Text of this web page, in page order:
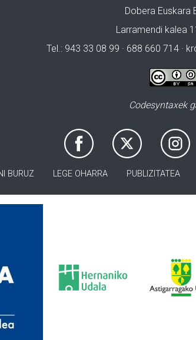
Dobera Euskara
Larramendi kalea
Tel.: 943 33 08 99 · 688 660 714 ·
Codesyntaxek
BURUZ LEGE OHARRA PUBLIZITATEA